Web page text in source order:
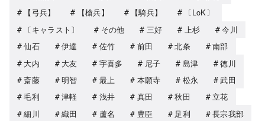
【弓兵】
【槍兵】 【騎兵】
〔LoK〕
〔キャラスト〕
その他 三好 上杉
今川
仙石
伊達 佐竹 前田 北条
南部
大内
大友 宇喜多 尼子 島津
徳川
斎藤
明智 最上 本願寺 松永
武田
毛利
津軽 浅井 真田 秋田
立花
細川
織田 蘆名 豊臣 足利 長宗我部